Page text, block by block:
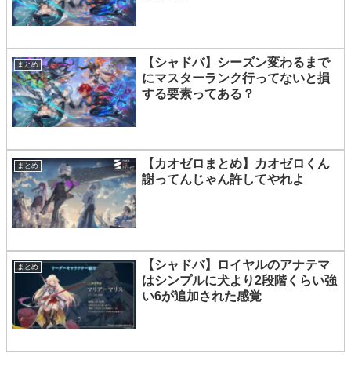
まとめ
【シャドバ】シーズン変わるまで
にマスターランク行ってないと損
する要素ってある？
まとめ
【カオゼロまとめ】カオゼロくん
謝ってんじゃん許してやれよ
まとめ
【シャドバ】ロイヤルのアナテマ
はシンプルに犬より2段階くらい強
い6が追加された感覚